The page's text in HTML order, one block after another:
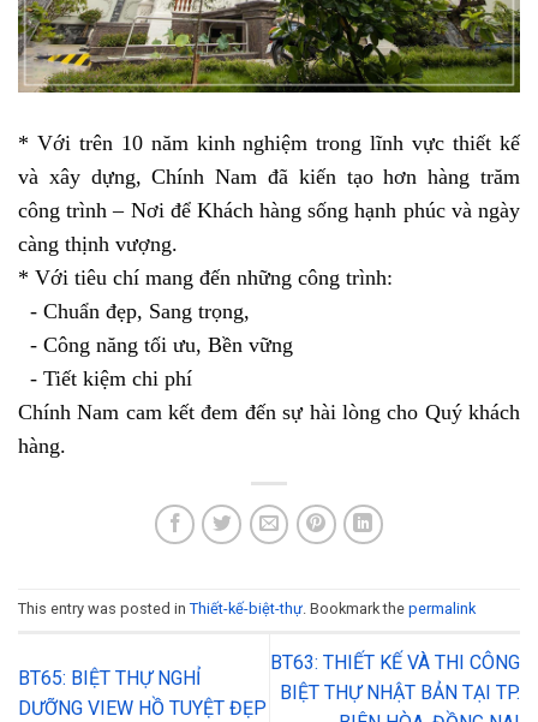
* Với trên 10 năm kinh nghiệm trong lĩnh vực thiết kế
và xây dựng, Chính Nam đã kiến tạo hơn hàng trăm
công trình – Nơi để Khách hàng sống hạnh phúc và ngày
càng thịnh vượng.
* Với tiêu chí mang đến những công trình:
  - Chuẩn đẹp, Sang trọng,
  - Công năng tối ưu, Bền vững
  - Tiết kiệm chi phí
Chính Nam cam kết đem đến sự hài lòng cho Quý khách
hàng.
This entry was posted in Thiết-kế-biệt-thự. Bookmark the permalink
BT65: BIỆT THỰ NGHỈ
DƯỠNG VIEW HỒ TUYỆT ĐẸP
BT63: THIẾT KẾ VÀ THI CÔNG
BIỆT THỰ NHẬT BẢN TẠI TP.